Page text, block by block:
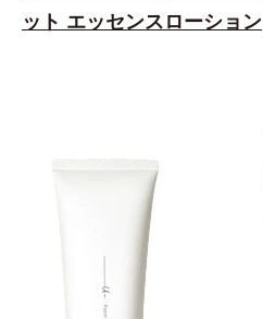
ット エッセンスローション